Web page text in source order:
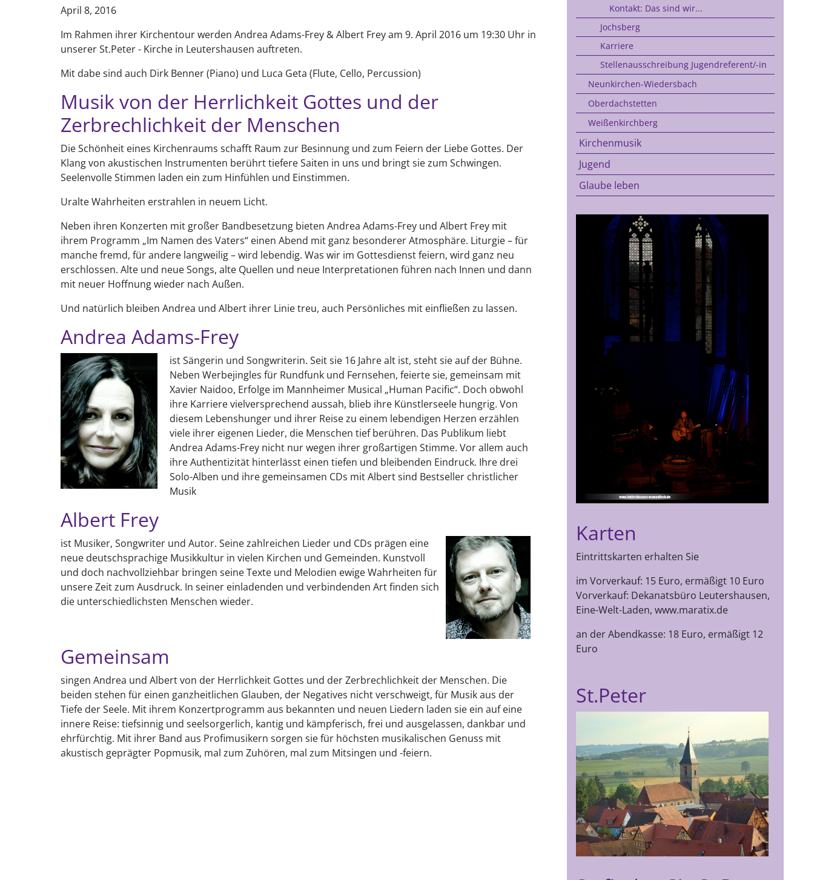
April 8, 2016
Im Rahmen ihrer Kirchentour werden Andrea Adams-Frey & Albert Frey am 9. April 2016 um 19:30 Uhr in
unserer St.Peter - Kirche in Leutershausen auftreten.
Mit dabe sind auch Dirk Benner (Piano) und Luca Geta (Flute, Cello, Percussion)
Musik von der Herrlichkeit Gottes und der
Zerbrechlichkeit der Menschen
Die Schönheit eines Kirchenraums schafft Raum zur Besinnung und zum Feiern der Liebe Gottes. Der
Klang von akustischen Instrumenten berührt tiefere Saiten in uns und bringt sie zum Schwingen.
Seelenvolle Stimmen laden ein zum Hinfühlen und Einstimmen.
Uralte Wahrheiten erstrahlen in neuem Licht.
Neben ihren Konzerten mit großer Bandbesetzung bieten Andrea Adams-Frey und Albert Frey mit
ihrem Programm „Im Namen des Vaters“ einen Abend mit ganz besonderer Atmosphäre. Liturgie – für
manche fremd, für andere langweilig – wird lebendig. Was wir im Gottesdienst feiern, wird ganz neu
erschlossen. Alte und neue Songs, alte Quellen und neue Interpretationen führen nach Innen und dann
mit neuer Hoffnung wieder nach Außen.
Und natürlich bleiben Andrea und Albert ihrer Linie treu, auch Persönliches mit einfließen zu lassen.
Andrea Adams-Frey
ist Sängerin und Songwriterin. Seit sie 16 Jahre alt ist, steht sie auf der Bühne.
Neben Werbejingles für Rundfunk und Fernsehen, feierte sie, gemeinsam mit
Xavier Naidoo, Erfolge im Mannheimer Musical „Human Pacific“. Doch obwohl
ihre Karriere vielversprechend aussah, blieb ihre Künstlerseele hungrig. Von
diesem Lebenshunger und ihrer Reise zu einem lebendigen Herzen erzählen
viele ihrer eigenen Lieder, die Menschen tief berühren. Das Publikum liebt
Andrea Adams-Frey nicht nur wegen ihrer großartigen Stimme. Vor allem auch
ihre Authentizität hinterlässt einen tiefen und bleibenden Eindruck. Ihre drei
Solo-Alben und ihre gemeinsamen CDs mit Albert sind Bestseller christlicher
Musik
Albert Frey
ist Musiker, Songwriter und Autor. Seine zahlreichen Lieder und CDs prägen eine
neue deutschsprachige Musikkultur in vielen Kirchen und Gemeinden. Kunstvoll
und doch nachvollziehbar bringen seine Texte und Melodien ewige Wahrheiten für
unsere Zeit zum Ausdruck. In seiner einladenden und verbindenden Art finden sich
die unterschiedlichsten Menschen wieder.
Gemeinsam
singen Andrea und Albert von der Herrlichkeit Gottes und der Zerbrechlichkeit der Menschen. Die
beiden stehen für einen ganzheitlichen Glauben, der Negatives nicht verschweigt, für Musik aus der
Tiefe der Seele. Mit ihrem Konzertprogramm aus bekannten und neuen Liedern laden sie ein auf eine
innere Reise: tiefsinnig und seelsorgerlich, kantig und kämpferisch, frei und ausgelassen, dankbar und
ehrfürchtig. Mit ihrer Band aus Profimusikern sorgen sie für höchsten musikalischen Genuss mit
akustisch geprägter Popmusik, mal zum Zuhören, mal zum Mitsingen und -feiern.
Kontakt: Das sind wir...
Jochsberg
Karriere
Stellenausschreibung Jugendreferent/-in
Neunkirchen-Wiedersbach
Oberdachstetten
Weißenkirchberg
Kirchenmusik
Jugend
Glaube leben
Karten
Eintrittskarten erhalten Sie
im Vorverkauf: 15 Euro, ermäßigt 10 Euro
Vorverkauf: Dekanatsbüro Leutershausen,
Eine-Welt-Laden, www.maratix.de
an der Abendkasse: 18 Euro, ermäßigt 12
Euro
St.Peter